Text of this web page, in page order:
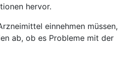
hervor.
einnehmen müssen,
ab, ob es Probleme mit der